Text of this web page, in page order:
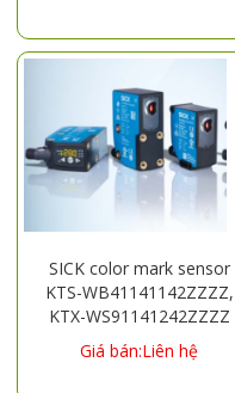
SICK color mark sensor
KTS-WB41141142ZZZZ,
KTX-WS91141242ZZZZ
Giá bán:Liên hệ